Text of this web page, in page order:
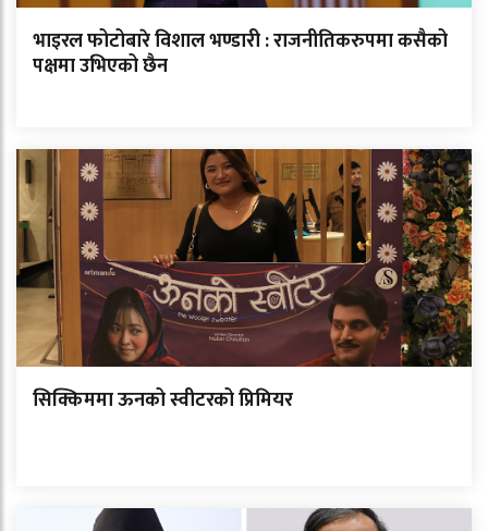
भाइरल फोटोबारे विशाल भण्डारी : राजनीतिकरुपमा कसैको
पक्षमा उभिएको छैन
सिक्किममा ऊनको स्वीटरको प्रिमियर